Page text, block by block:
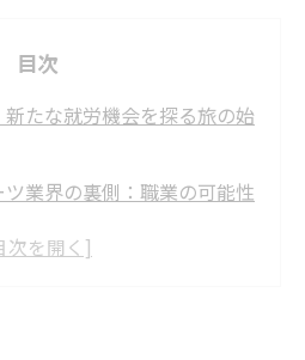
目次
たな就労機会を探る旅の始
業界の裏側：職業の可能性
贈るeスポーツの恩恵